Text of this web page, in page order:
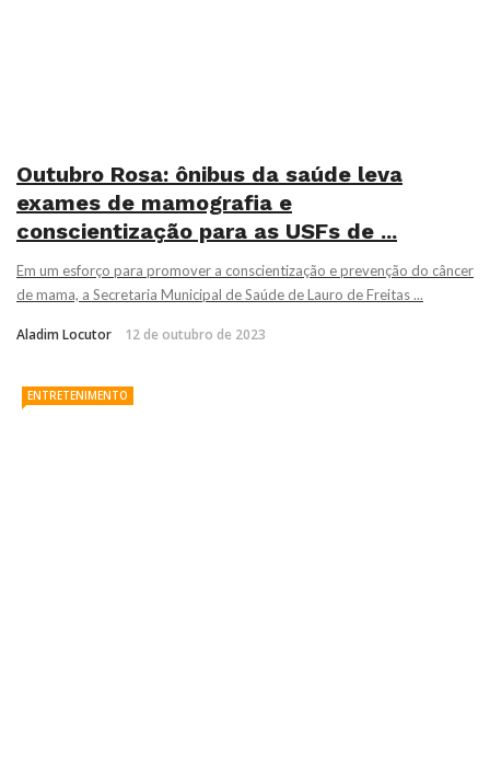
Outubro Rosa: ônibus da saúde leva
exames de mamografia e
conscientização para as USFs de ...
Em um esforço para promover a conscientização e prevenção do câncer
de mama, a Secretaria Municipal de Saúde de Lauro de Freitas ...
Aladim Locutor 12 de outubro de 2023
ENTRETENIMENTO